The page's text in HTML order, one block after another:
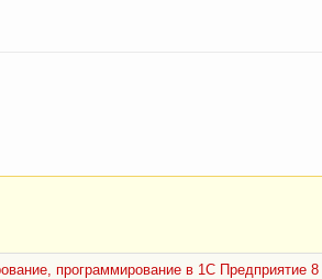
программирование в 1С Предприятие 8